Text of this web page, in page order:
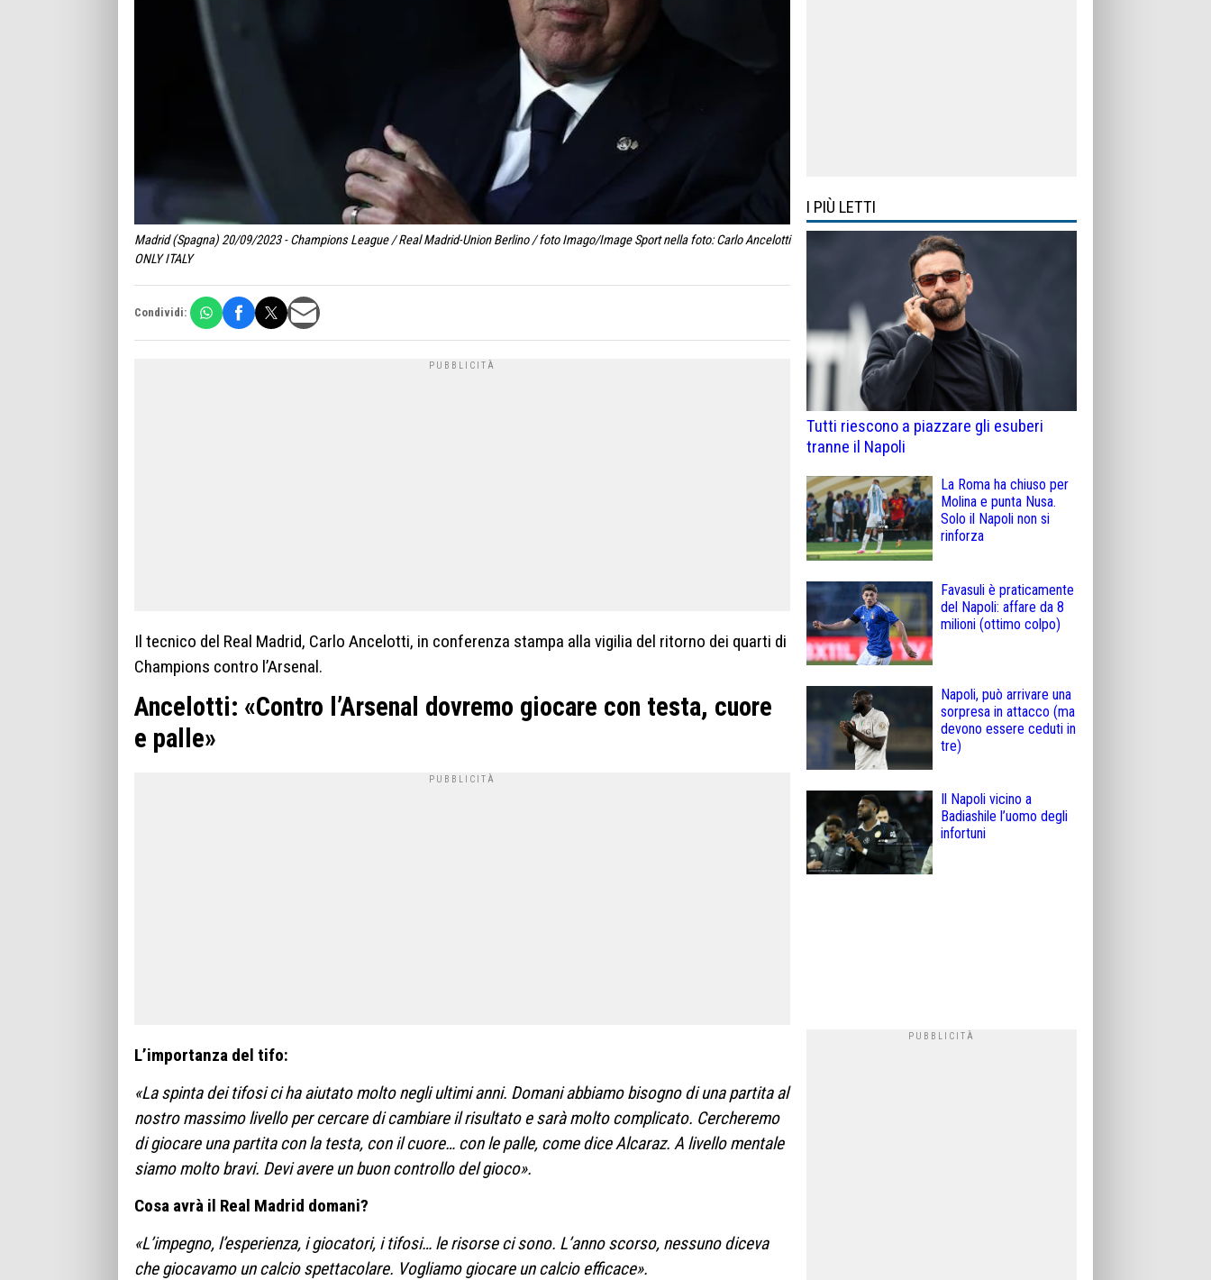
Madrid (Spagna) 20/09/2023 - Champions League / Real Madrid-Union Berlino / foto Imago/Image Sport nella foto: Carlo Ancelotti
ONLY ITALY
Condividi:
Il tecnico del Real Madrid, Carlo Ancelotti, in conferenza stampa alla vigilia del ritorno dei quarti di
Champions contro l’Arsenal.
Ancelotti: «Contro l’Arsenal dovremo giocare con testa, cuore
e palle»
L’importanza del tifo:
«La spinta dei tifosi ci ha aiutato molto negli ultimi anni. Domani abbiamo bisogno di una partita al
nostro massimo livello per cercare di cambiare il risultato e sarà molto complicato. Cercheremo
di giocare una partita con la testa, con il cuore… con le palle, come dice Alcaraz. A livello mentale
siamo molto bravi. Devi avere un buon controllo del gioco».
Cosa avrà il Real Madrid domani?
«L’impegno, l’esperienza, i giocatori, i tifosi… le risorse ci sono. L’anno scorso, nessuno diceva
che giocavamo un calcio spettacolare. Vogliamo giocare un calcio efficace».
I PIÙ LETTI
Tutti riescono a piazzare gli esuberi
tranne il Napoli
La Roma ha chiuso per
Molina e punta Nusa.
Solo il Napoli non si
rinforza
Favasuli è praticamente
del Napoli: affare da 8
milioni (ottimo colpo)
Napoli, può arrivare una
sorpresa in attacco (ma
devono essere ceduti in
tre)
Il Napoli vicino a
Badiashile l’uomo degli
infortuni